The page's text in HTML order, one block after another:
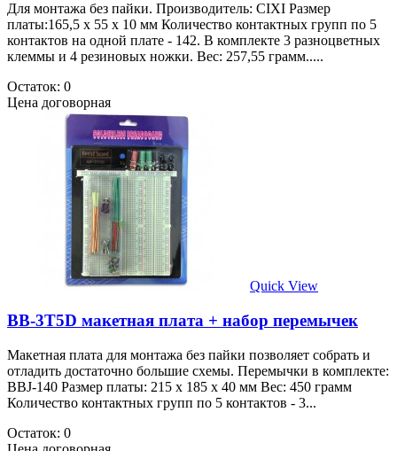
Для монтажа без пайки. Производитель: CIXI Размер
платы:165,5 х 55 х 10 мм Количество контактных групп по 5
контактов на одной плате - 142. В комплекте 3 разноцветных
клеммы и 4 резиновых ножки. Вес: 257,55 грамм.....
Остаток: 0
Цена договорная
Quick View
BB-3T5D макетная плата + набор перемычек
Макетная плата для монтажа без пайки позволяет собрать и
отладить достаточно большие схемы. Перемычки в комплекте:
BBJ-140 Размер платы: 215 х 185 х 40 мм Вес: 450 грамм
Количество контактных групп по 5 контактов - 3...
Остаток: 0